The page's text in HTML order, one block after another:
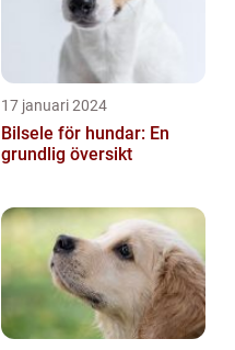
17 januari 2024
Bilsele för hundar: En
grundlig översikt